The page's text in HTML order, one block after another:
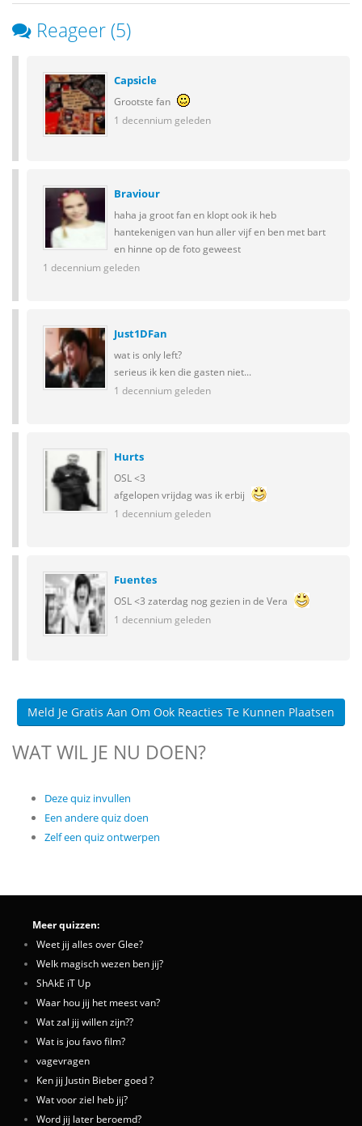
Reageer (5)
Capsicle
Grootste fan
1 decennium geleden
Braviour
haha ja groot fan en klopt ook ik heb
hantekenigen van hun aller vijf en ben met bart
en hinne op de foto geweest
1 decennium geleden
Just1DFan
wat is only left?
serieus ik ken die gasten niet...
1 decennium geleden
Hurts
OSL <3
afgelopen vrijdag was ik erbij
1 decennium geleden
Fuentes
OSL <3 zaterdag nog gezien in de Vera
1 decennium geleden
Meld Je Gratis Aan Om Ook Reacties Te Kunnen Plaatsen
WAT WIL JE NU DOEN?
Deze quiz invullen
Een andere quiz doen
Zelf een quiz ontwerpen
Meer quizzen:
Weet jij alles over Glee?
Welk magisch wezen ben jij?
ShAkE iT Up
Waar hou jij het meest van?
Wat zal jij willen zijn??
Wat is jou favo film?
vagevragen
Ken jij Justin Bieber goed ?
Wat voor ziel heb jij?
Word jij later beroemd?